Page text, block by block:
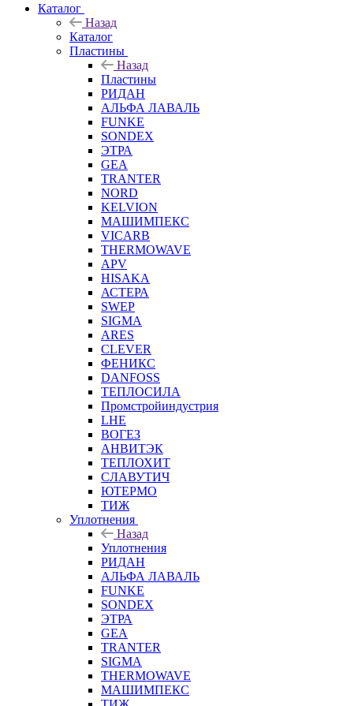
Каталог
Назад
Каталог
Пластины
Назад
Пластины
РИДАН
АЛЬФА ЛАВАЛЬ
FUNKE
SONDEX
ЭТРА
GEA
TRANTER
NORD
KELVION
МАШИМПЕКС
VICARB
THERMOWAVE
APV
HISAKA
АСТЕРА
SWEP
SIGMA
ARES
CLEVER
ФЕНИКС
DANFOSS
ТЕПЛОСИЛА
Промстройиндустрия
LHE
ВОГЕЗ
АНВИТЭК
ТЕПЛОХИТ
СЛАВУТИЧ
ЮТЕРМО
ТИЖ
Уплотнения
Назад
Уплотнения
РИДАН
АЛЬФА ЛАВАЛЬ
FUNKE
SONDEX
ЭТРА
GEA
TRANTER
SIGMA
THERMOWAVE
МАШИМПЕКС